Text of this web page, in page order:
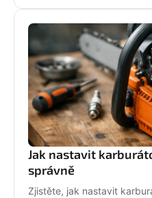
Jak nastavit
správně
Zjistěte, jak nastavit